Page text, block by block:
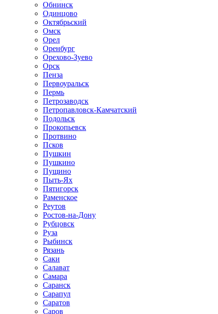
Обнинск
Одинцово
Октябрьский
Омск
Орел
Оренбург
Орехово-Зуево
Орск
Пенза
Первоуральск
Пермь
Петрозаводск
Петропавловск-Камчатский
Подольск
Прокопьевск
Протвино
Псков
Пушкин
Пушкино
Пущино
Пыть-Ях
Пятигорск
Раменское
Реутов
Ростов-на-Дону
Рубцовск
Руза
Рыбинск
Рязань
Саки
Салават
Самара
Саранск
Сарапул
Саратов
Саров